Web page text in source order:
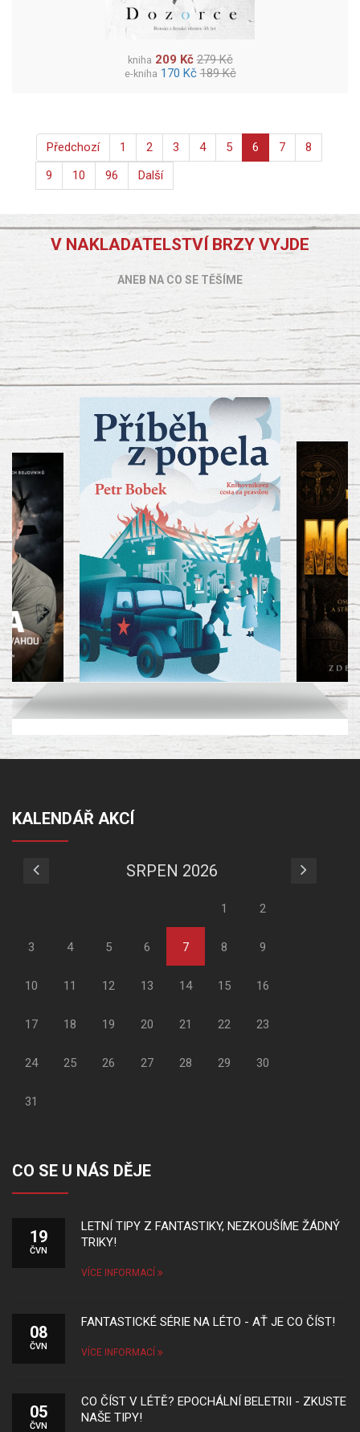
kniha 209 Kč 279 Kč
e-kniha 170 Kč 189 Kč
Předchozí 1 2 3 4 5 6 7
8
9
10 96 Další
V NAKLADATELSTVÍ BRZY VYJDE
ANEB NA CO SE TĚŠÍME
KALENDÁŘ AKCÍ
SRPEN 2026
1 2
3 4 5 6 7 8 9
10 11 12 13 14 15 16
17 18 19 20 21 22 23
24 25 26 27 28 29 30
31
CO SE U NÁS DĚJE
19
ČVN
LETNÍ TIPY Z FANTASTIKY, NEZKOUŠÍME ŽÁDNÝ
TRIKY!
VÍCE INFORMACÍ
08
ČVN
FANTASTICKÉ SÉRIE NA LÉTO - AŤ JE CO ČÍST!
VÍCE INFORMACÍ
05
ČVN
CO ČÍST V LÉTĚ? EPOCHÁLNÍ BELETRII - ZKUSTE
NAŠE TIPY!